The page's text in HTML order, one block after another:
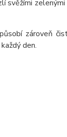
svěžími
zároveň
den.